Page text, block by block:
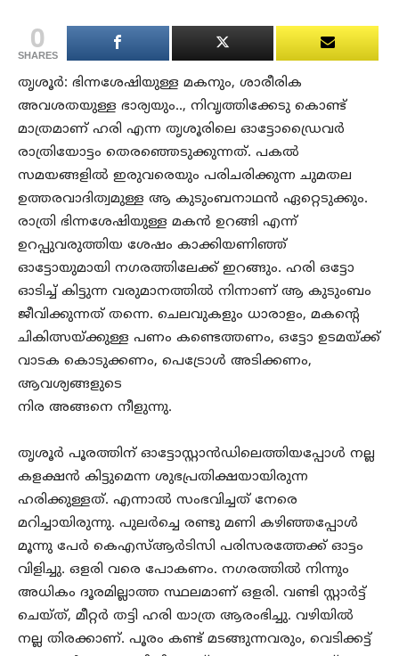
0
SHARES
തൃശൂര്‍: ഭിന്നശേഷിയുള്ള മകനും, ശാരീരിക
അവശതയുള്ള ഭാര്യയും.., നിവൃത്തിക്കേടു കൊണ്ട്
മാത്രമാണ് ഹരി എന്ന തൃശൂരിലെ ഓട്ടോഡ്രൈവര്‍
രാത്രിയോട്ടം തെരഞ്ഞെടുക്കുന്നത്. പകല്‍
സമയങ്ങളില്‍ ഇരുവരെയും പരിചരിക്കുന്ന ചുമതല
ഉത്തരവാദിത്വമുള്ള ആ കുടുംബനാഥന്‍ ഏറ്റെടുക്കും.
രാത്രി ഭിന്നശേഷിയുള്ള മകന്‍ ഉറങ്ങി എന്ന്
ഉറപ്പുവരുത്തിയ ശേഷം കാക്കിയണിഞ്ഞ്
ഓട്ടോയുമായി നഗരത്തിലേക്ക് ഇറങ്ങും. ഹരി ഒട്ടോ
ഓടിച്ച് കിട്ടുന്ന വരുമാനത്തില്‍ നിന്നാണ് ആ കുടുംബം
ജീവിക്കുന്നത് തന്നെ. ചെലവുകളും ധാരാളം, മകന്റെ
ചികിത്സയ്ക്കുള്ള പണം കണ്ടെത്തണം, ഒട്ടോ ഉടമയ്ക്ക്
വാടക കൊടുക്കണം, പെട്രോള്‍ അടിക്കണം,
ആവശ്യങ്ങളുടെ
നിര അങ്ങനെ നീളുന്നു.
തൃശൂര്‍ പൂരത്തിന് ഓട്ടോസ്റ്റാന്‍ഡിലെത്തിയപ്പോള്‍ നല്ല
കളക്ഷന്‍ കിട്ടുമെന്ന ശുഭപ്രതിക്ഷയായിരുന്ന
ഹരിക്കുള്ളത്. എന്നാല്‍ സംഭവിച്ചത് നേരെ
മറിച്ചായിരുന്നു. പുലര്‍ച്ചെ രണ്ടു മണി കഴിഞ്ഞപ്പോള്‍
മൂന്നു പേര്‍ കെഎസ്ആര്‍ടിസി പരിസരത്തേക്ക് ഓട്ടം
വിളിച്ചു. ഒളരി വരെ പോകണം. നഗരത്തില്‍ നിന്നും
അധികം ദൂരമില്ലാത്ത സ്ഥലമാണ് ഒളരി. വണ്ടി സ്റ്റാര്‍ട്ട്
ചെയ്ത്, മീറ്റര്‍ തട്ടി ഹരി യാത്ര ആരംഭിച്ചു. വഴിയില്‍
നല്ല തിരക്കാണ്. പൂരം കണ്ട് മടങ്ങുന്നവരും, വെടിക്കട്ട്